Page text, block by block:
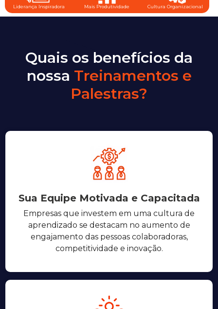
Liderança Inspiradora Mais Produtividade Cultura Organizacional
Quais os benefícios da
nossa Treinamentos e
Palestras?
Sua Equipe Motivada e Capacitada
Empresas que investem em uma cultura de
aprendizado se destacam no aumento de
engajamento das pessoas colaboradoras,
competitividade e inovação.